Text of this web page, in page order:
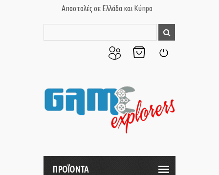
Αποστολές σε Ελλάδα και Κύπρο
μου
ΠΡΟΪΟΝΤΑ